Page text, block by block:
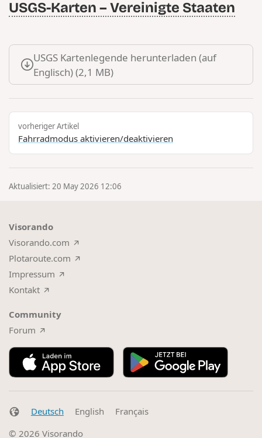
USGS-Karten – Vereinigte Staaten
USGS Kartenlegende herunterladen (auf
Englisch) (2,1 MB)
vorheriger Artikel
Fahrradmodus aktivieren/deaktivieren
Aktualisiert: 20 May 2026 12:06
Visorando
Visorando.com
Plotaroute.com
Impressum
Kontakt
Community
Forum
Deutsch English
Français
© 2026Visorando